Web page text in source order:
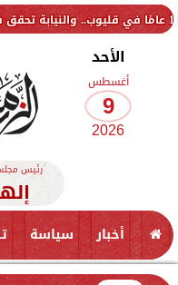
الأحد
أغسطس
9
2026
رئيس
أخبار سياسة